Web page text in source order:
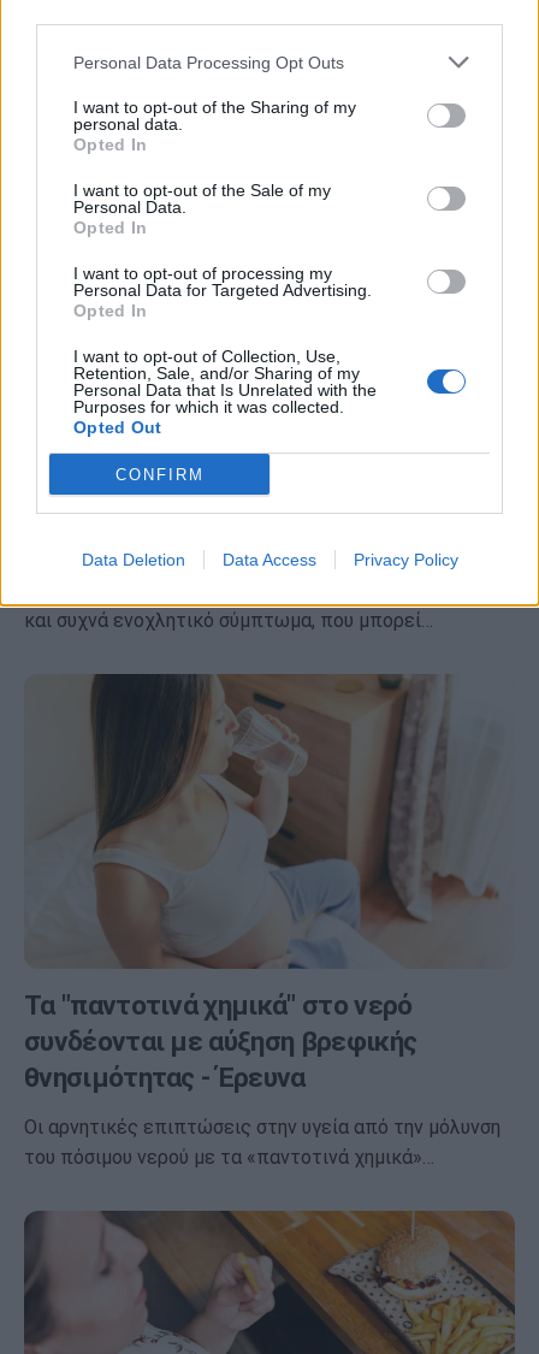
Personal Data Processing Opt Outs
I want to opt-out of the Sharing of my
personal data.
Opted In
I want to opt-out of the Sale of my
Personal Data.
Opted In
I want to opt-out of processing my
Personal Data for Targeted Advertising.
Opted In
I want to opt-out of Collection, Use,
Retention, Sale, and/or Sharing of my
Personal Data that Is Unrelated with the
Purposes for which it was collected.
Opted Out
CONFIRM
Data Deletion Data Access Privacy Policy
ΣΧΕΤΙΚΑ ΑΡΘΡΑ
Φαγούρα σε όλο το σώμα: Όλες οι
πιθανές αιτίες – Πότε είναι σοβαρό
και συχνά ενοχλητικό σύμπτωμα, που μπορεί…
Τα "παντοτινά χημικά" στο νερό
συνδέονται με αύξηση βρεφικής
θνησιμότητας - Έρευνα
Οι αρνητικές επιπτώσεις στην υγεία από την μόλυνση
του πόσιμου νερού με τα «παντοτινά χημικά»…